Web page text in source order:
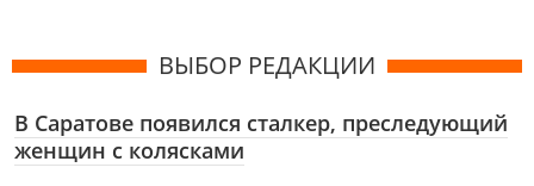
ВЫБОР РЕДАКЦИИ
В Саратове появился сталкер, преследующий
женщин с колясками